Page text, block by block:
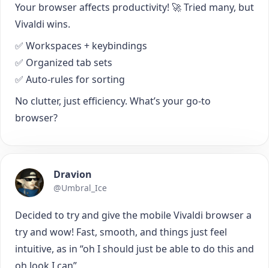
Your browser affects productivity! 🚀 Tried many, but
Vivaldi wins.
✅ Workspaces + keybindings
✅ Organized tab sets
✅ Auto-rules for sorting
No clutter, just efficiency. What’s your go-to
browser?
Dravion
@Umbral_Ice
Decided to try and give the mobile Vivaldi browser a
try and wow! Fast, smooth, and things just feel
intuitive, as in “oh I should just be able to do this and